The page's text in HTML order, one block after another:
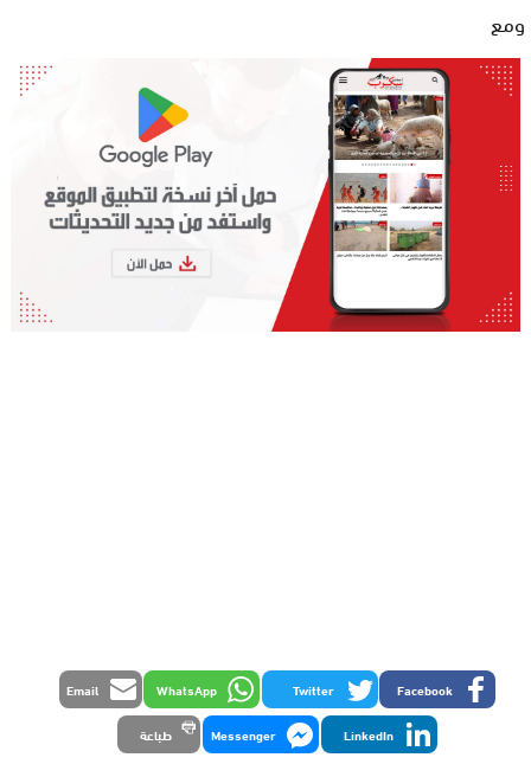
ومع
Facebook
Twitter
WhatsApp
Email
LinkedIn
Messenger طباعة